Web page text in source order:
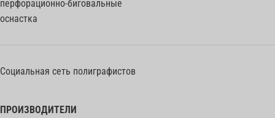
перфорационно-биговальные
оснастка
Социальная сеть полиграфистов
ПРОИЗВОДИТЕЛИ